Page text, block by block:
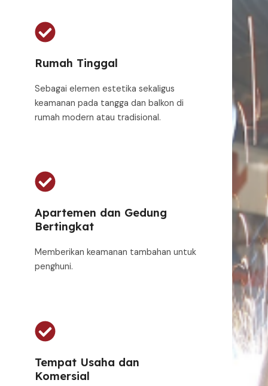
Rumah Tinggal
Sebagai elemen estetika sekaligus
keamanan pada tangga dan balkon di
rumah modern atau tradisional.
Apartemen dan Gedung
Bertingkat
Memberikan keamanan tambahan untuk
penghuni.
Tempat Usaha dan
Komersial